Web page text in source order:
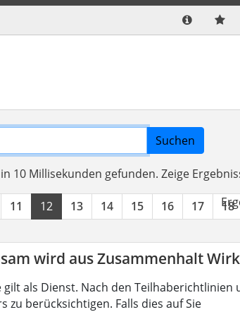
Suchen
10 Millisekunden gefunden. Zeige
11 12 13 14 15 16 17 18
wird aus Zusammenhalt
als Dienst. Nach den Teilhaberichtlinien
berücksichtigen. Falls dies auf Sie